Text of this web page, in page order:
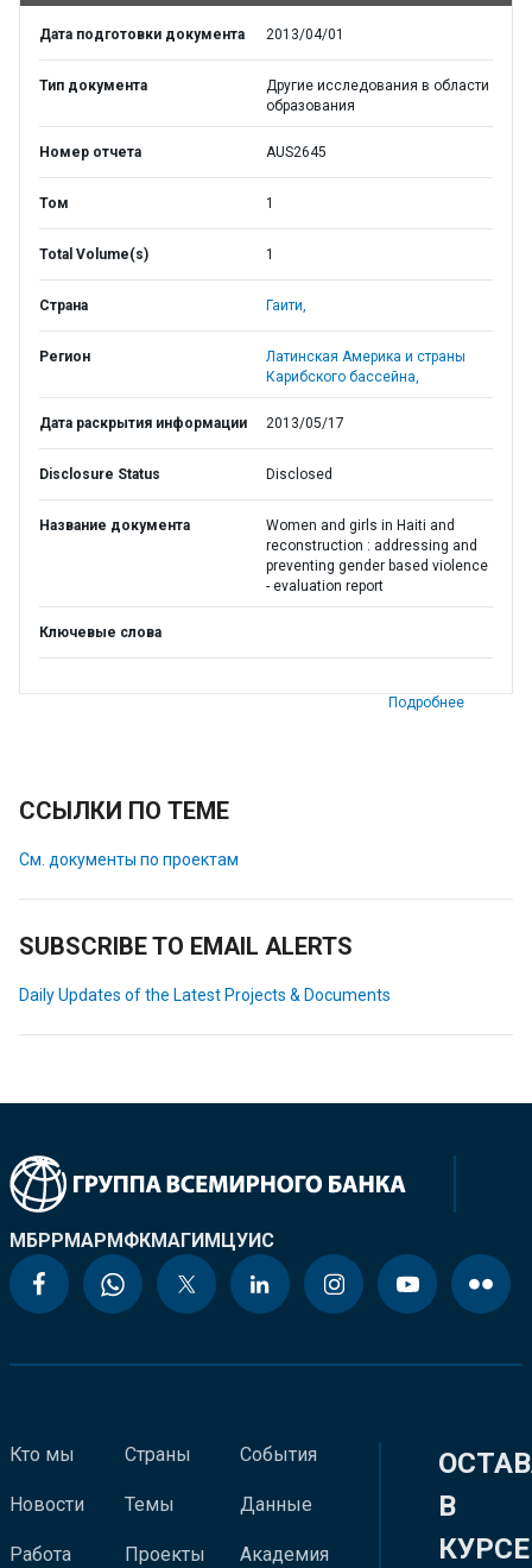
Дата подготовки документа 2013/04/01
Тип документа
Другие исследования в области
образования
Номер отчета AUS2645
Том 1
Total Volume(s) 1
Страна Гаити,
Регион
Латинская Америка и страны
Карибского бассейна,
Дата раскрытия информации 2013/05/17
Disclosure Status Disclosed
Название документа
Women and girls in Haiti and
reconstruction : addressing and
preventing gender based violence
- evaluation report
Ключевые слова
Подробнее
ССЫЛКИ ПО ТЕМЕ
См. документы по проектам
SUBSCRIBE TO EMAIL ALERTS
Daily Updates of the Latest Projects & Documents
МБРРМАРМФКМАГИМЦУИС
Кто мы
Новости
Работа
Страны
Темы
Проекты
События
Данные
Академия
В
КУРСЕ